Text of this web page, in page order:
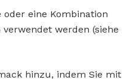
eine Kombination
werden (siehe
hinzu, indem Sie mit